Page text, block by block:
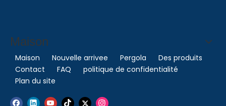
Maison
Maison Nouvelle arrivee Pergola
Des produits
Contact
FAQ
politique de confidentialité
Plan du site